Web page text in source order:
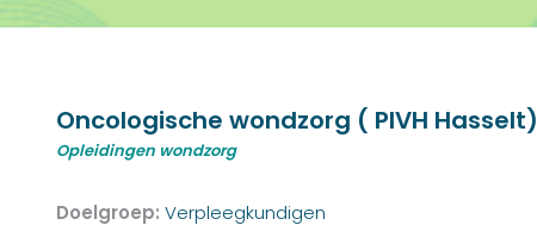
Oncologische wondzorg ( PIVH Hasselt)
Opleidingen wondzorg
Doelgroep: Verpleegkundigen